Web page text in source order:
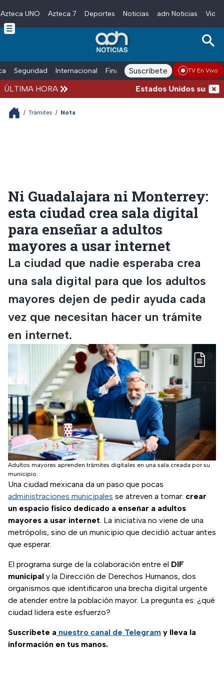
Skip to main content
Azteca UNO Azteca 7 Deportes Noticias adn Noticias
Seguridad Internacional Finanzas adn Noticias Radio
Suscríbete TV En Vivo
ÚLTIMA HORA Estados Unidos
/ Trámites / Nota
Ni Guadalajara ni Monterrey:
esta ciudad crea sala digital
para enseñar a adultos
mayores a usar internet
La ciudad que nadie esperaba crea
una sala digital para que los adultos
mayores dejen de pedir ayuda cada
vez que necesitan hacer un trámite
en internet.
Adultos mayores aprenden trámites digitales en una sala creada por su
municipio.
Una ciudad mexicana da un paso que pocas
administraciones municipales se atreven a tomar: crear
un espacio físico dedicado a enseñar a adultos
mayores a usar internet. La iniciativa no viene de una
metrópolis, sino de un municipio que decidió actuar antes
que esperar.
El programa surge de la colaboración entre el DIF
municipal y la Dirección de Derechos Humanos, dos
organismos que identificaron una brecha digital urgente
de atender entre la población mayor. La pregunta es: ¿qué
ciudad lidera este esfuerzo?
Suscríbete a nuestro canal de Telegram y lleva la
información en tus manos.